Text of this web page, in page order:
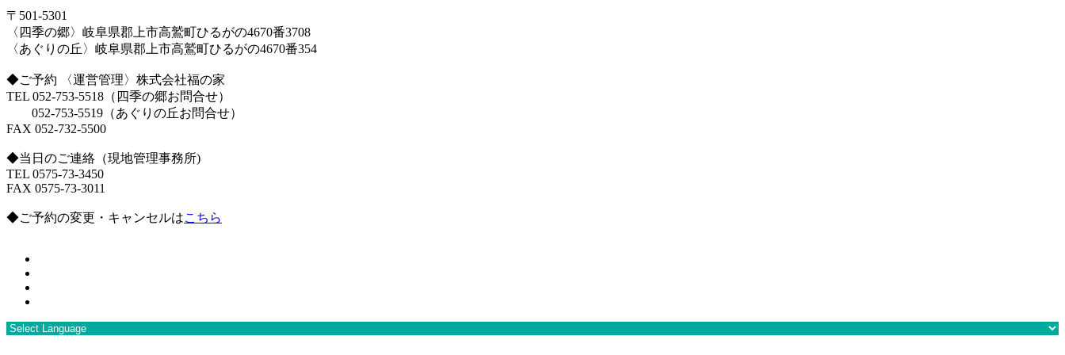
〒501-5301
〈四季の郷〉岐阜県郡上市高鷲町ひるがの4670番3708
〈あぐりの丘〉岐阜県郡上市高鷲町ひるがの4670番354
◆ご予約 〈運営管理〉株式会社福の家
TEL 052-753-5518（四季の郷お問合せ）
052-753-5519（あぐりの丘お問合せ）
FAX 052-732-5500
◆当日のご連絡（現地管理事務所)
TEL 0575-73-3450
FAX 0575-73-3011
◆ご予約の変更・キャンセルはこちら